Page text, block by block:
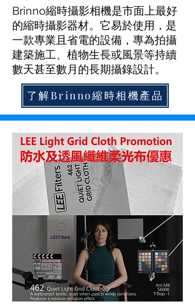
Brinno縮時攝影相機是市面上最好
的縮時攝影器材。它易於使用，是
一款專業且省電的設備，專為拍攝
建築施工、植物生長或風景等持續
數天甚至數月的長期攝錄設計。
了解Brinno縮時相機產品